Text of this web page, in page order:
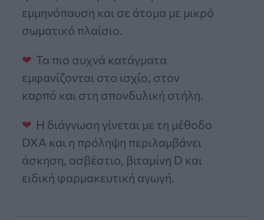
εμμηνόπαυση και σε άτομα με μικρό
σωματικό πλαίσιο.
Τα πιο συχνά κατάγματα
εμφανίζονται στο ισχίο, στον
καρπό και στη σπονδυλική στήλη.
Η διάγνωση γίνεται με τη μέθοδο
DXA και η πρόληψη περιλαμβάνει
άσκηση, ασβέστιο, βιταμίνη D και
ειδική φαρμακευτική αγωγή.